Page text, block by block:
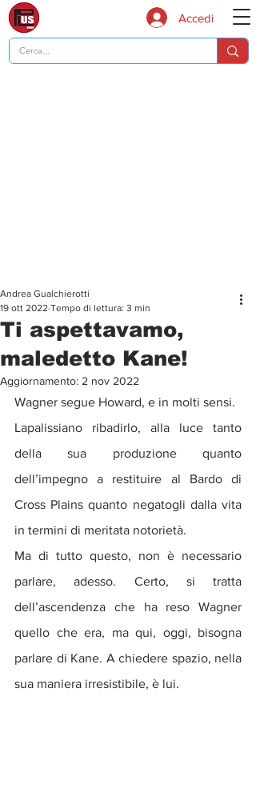
Accedi
Ti aspettavamo,
maledetto Kane!
Andrea Gualchierotti
19 ott 2022 Tempo di lettura: 3 min
Aggiornamento: 2 nov 2022
Wagner segue Howard, e in molti sensi.
Lapalissiano ribadirlo, alla luce tanto
della sua produzione quanto
dell’impegno a restituire al Bardo di
Cross Plains quanto negatogli dalla vita
in termini di meritata notorietà.
Ma di tutto questo, non è necessario
parlare, adesso. Certo, si tratta
dell’ascendenza che ha reso Wagner
quello che era, ma qui, oggi, bisogna
parlare di Kane. A chiedere spazio, nella
sua maniera irresistibile, è lui.